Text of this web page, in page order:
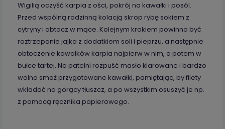
Wigilią oczyść karpia z ości, pokrój na kawałki i posól.
Przed wspólną rodzinną kolacją skrop rybę sokiem z
cytryny i obtocz w mące. Kolejnym krokiem powinno być
roztrzepanie jajka z dodatkiem soli i pieprzu, a następnie
obtoczenie kawałków karpia najpierw w nim, a potem w
bułce tartej. Na patelni rozpuść masło klarowane i bardzo
wolno smaż przygotowane kawałki, pamiętając, by filety
wkładać na gorący tłuszcz, a po wszystkim osuszyć je np.
z pomocą ręcznika papierowego.